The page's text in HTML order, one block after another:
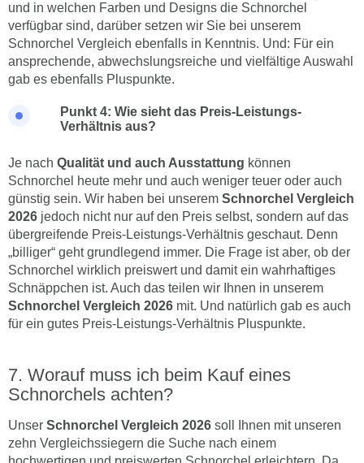
und in welchen Farben und Designs die Schnorchel
verfügbar sind, darüber setzen wir Sie bei unserem
Schnorchel Vergleich ebenfalls in Kenntnis. Und: Für ein
ansprechende, abwechslungsreiche und vielfältige Auswahl
gab es ebenfalls Pluspunkte.
Punkt 4: Wie sieht das Preis-Leistungs-
Verhältnis aus?
Je nach Qualität und auch Ausstattung können
Schnorchel heute mehr und auch weniger teuer oder auch
günstig sein. Wir haben bei unserem Schnorchel Vergleich
2026 jedoch nicht nur auf den Preis selbst, sondern auf das
übergreifende Preis-Leistungs-Verhältnis geschaut. Denn
„billiger“ geht grundlegend immer. Die Frage ist aber, ob der
Schnorchel wirklich preiswert und damit ein wahrhaftiges
Schnäppchen ist. Auch das teilen wir Ihnen in unserem
Schnorchel Vergleich 2026 mit. Und natürlich gab es auch
für ein gutes Preis-Leistungs-Verhältnis Pluspunkte.
Worauf muss ich beim Kauf eines
Schnorchels achten?
Unser Schnorchel Vergleich 2026 soll Ihnen mit unseren
zehn Vergleichssiegern die Suche nach einem